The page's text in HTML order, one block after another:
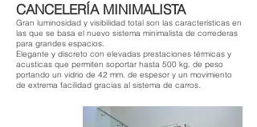
CANCELERÍA MINIMALISTA
Gran luminosidad y visibilidad total son las características en
las que se basa el nuevo sistema minimalista de correderas
para grandes espacios.
Elegante y discreto con elevadas prestaciones térmicas y
acusticas que permiten soportar hasta 500 kg. de peso
portando un vidrio de 42 mm. de espesor y un movimiento
de extrema facilidad gracias al sistema de carros.